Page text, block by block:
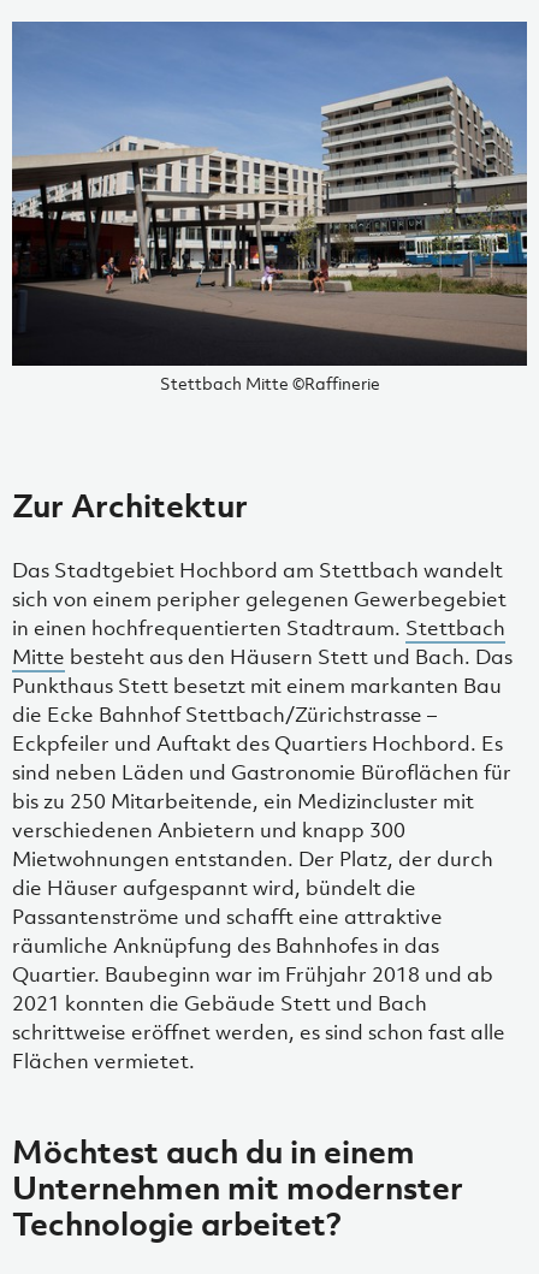
Stettbach Mitte ©Raffinerie
Zur Architektur
Das Stadtgebiet Hochbord am Stettbach wandelt
sich von einem peripher gelegenen Gewerbegebiet
in einen hochfrequentierten Stadtraum. Stettbach
Mitte besteht aus den Häusern Stett und Bach. Das
Punkthaus Stett besetzt mit einem markanten Bau
die Ecke Bahnhof Stettbach/Zürichstrasse –
Eckpfeiler und Auftakt des Quartiers Hochbord. Es
sind neben Läden und Gastronomie Büroflächen für
bis zu 250 Mitarbeitende, ein Medizincluster mit
verschiedenen Anbietern und knapp 300
Mietwohnungen entstanden. Der Platz, der durch
die Häuser aufgespannt wird, bündelt die
Passantenströme und schafft eine attraktive
räumliche Anknüpfung des Bahnhofes in das
Quartier. Baubeginn war im Frühjahr 2018 und ab
2021 konnten die Gebäude Stett und Bach
schrittweise eröffnet werden, es sind schon fast alle
Flächen vermietet.
Möchtest auch du in einem
Unternehmen mit modernster
Technologie arbeitet?